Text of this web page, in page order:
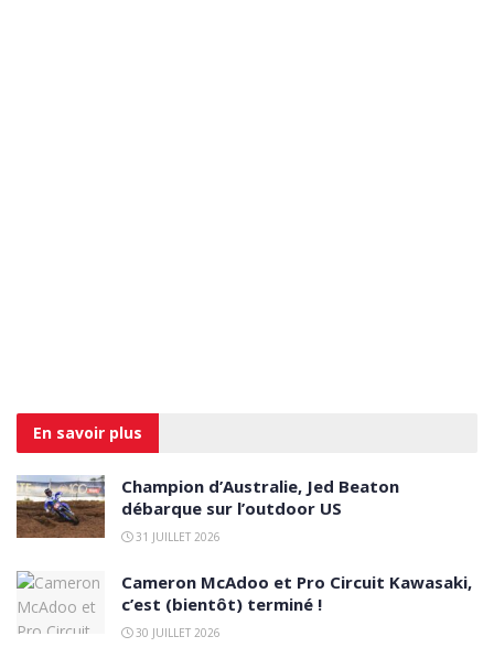
En savoir plus
Champion d’Australie, Jed Beaton
débarque sur l’outdoor US
31 JUILLET 2026
Cameron McAdoo et Pro Circuit Kawasaki,
c’est (bientôt) terminé !
30 JUILLET 2026